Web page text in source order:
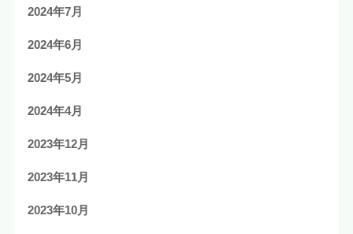
2024年7月
2024年6月
2024年5月
2024年4月
2023年12月
2023年11月
2023年10月